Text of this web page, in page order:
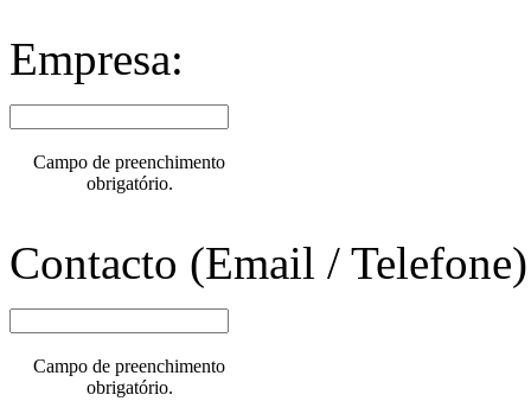
Empresa:
Campo de preenchimento
obrigatório.
Contacto (Email /
Campo de preenchimento
obrigatório.